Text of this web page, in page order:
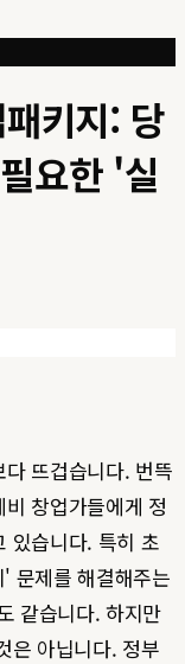
키지: 당
요한 '실
뜨겁습니다. 번뜩
창업가들에게 정
있습니다. 특히 초
문제를 해결해주는
같습니다. 하지만
은 아닙니다. 정부